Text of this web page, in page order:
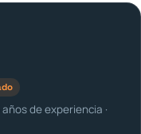
de experiencia ·